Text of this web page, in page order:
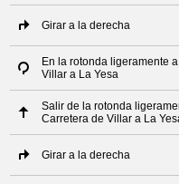
Girar a la derecha
En la rotonda ligeramente
Villar a La Yesa
Salir de la rotonda
Carretera de Villar a La
Girar a la derecha